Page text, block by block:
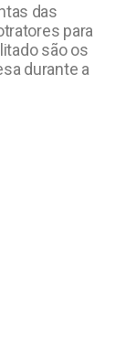
das
para
são os
durante a